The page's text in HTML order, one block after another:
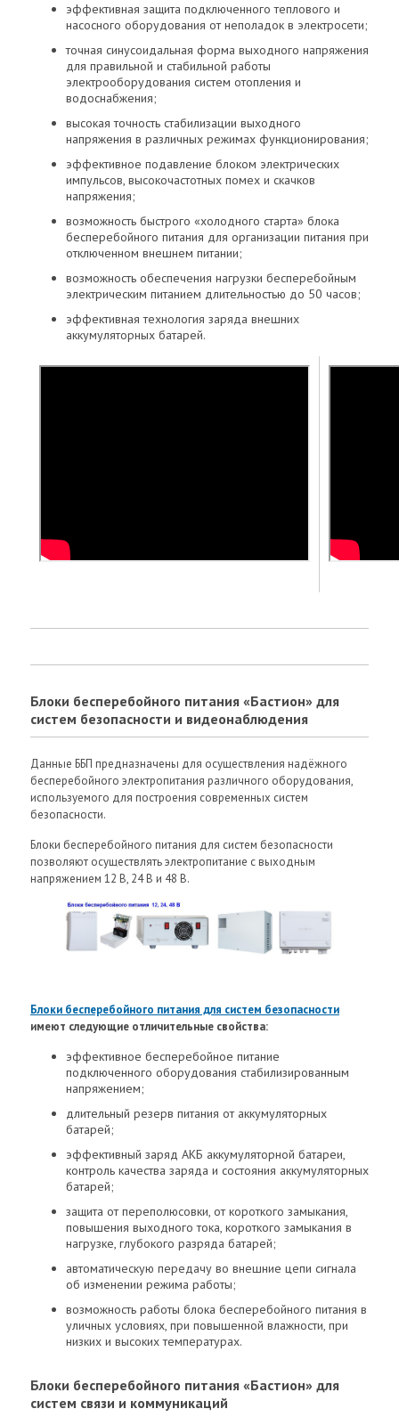
эффективная защита подключенного теплового и
насосного оборудования от неполадок в электросети;
точная синусоидальная форма выходного напряжения
для правильной и стабильной работы
электрооборудования систем отопления и
водоснабжения;
высокая точность стабилизации выходного
напряжения в различных режимах функционирования;
эффективное подавление блоком электрических
импульсов, высокочастотных помех и скачков
напряжения;
возможность быстрого «холодного старта» блока
бесперебойного питания для организации питания при
отключенном внешнем питании;
возможность обеспечения нагрузки бесперебойным
электрическим питанием длительностью до 50 часов;
эффективная технология заряда внешних
аккумуляторных батарей.
Блоки бесперебойного питания «Бастион» для
систем безопасности и видеонаблюдения
Данные ББП предназначены для осуществления надёжного
бесперебойного электропитания различного оборудования,
используемого для построения современных систем
безопасности.
Блоки бесперебойного питания для систем безопасности
позволяют осуществлять электропитание с выходным
напряжением 12 В, 24 В и 48 В.
Блоки бесперебойного питания для систем безопасности
имеют следующие отличительные свойства:
эффективное бесперебойное питание
подключенного оборудования стабилизированным
напряжением;
длительный резерв питания от аккумуляторных
батарей;
эффективный заряд АКБ аккумуляторной батареи,
контроль качества заряда и состояния аккумуляторных
батарей;
защита от переполюсовки, от короткого замыкания,
повышения выходного тока, короткого замыкания в
нагрузке, глубокого разряда батарей;
автоматическую передачу во внешние цепи сигнала
об изменении режима работы;
возможность работы блока бесперебойного питания в
уличных условиях, при повышенной влажности, при
низких и высоких температурах.
Блоки бесперебойного питания «Бастион» для
систем связи и коммуникаций